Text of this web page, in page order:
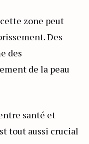
zone peut
Des
des
de la peau
santé et
tout aussi crucial